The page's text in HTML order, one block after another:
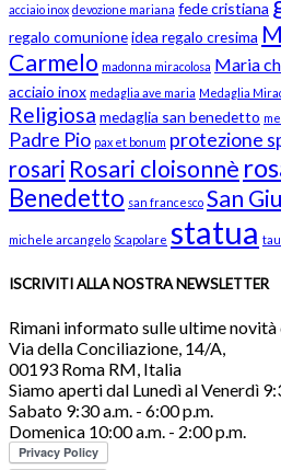
acciaio inox devozione mariana fede cristiana
regalo comunioneidea regalo cresima
Carmelo madonna miracolosa Maria
acciaio inox medaglia ave maria Medaglia
Religiosa medaglia san benedetto
Padre Pio pax et bonum protezione
rosari Rosari cloisonnè
Benedetto san francesco San
michele arcangelo Scapolare statua
ISCRIVITI ALLA NOSTRA NEWSLETTER
Rimani informato sulle ultime novità
Via della Conciliazione, 14/A,
00193 Roma RM, Italia
Siamo aperti dal Lunedì al Venerdì
Sabato 9:30 a.m. - 6:00 p.m.
Domenica 10:00 a.m. - 2:00 p.m.